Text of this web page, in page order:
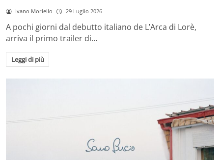
Ivano Moriello 29 Luglio 2026
A pochi giorni dal debutto italiano de L’Arca di Lorè,
arriva il primo trailer di…
Leggi di più